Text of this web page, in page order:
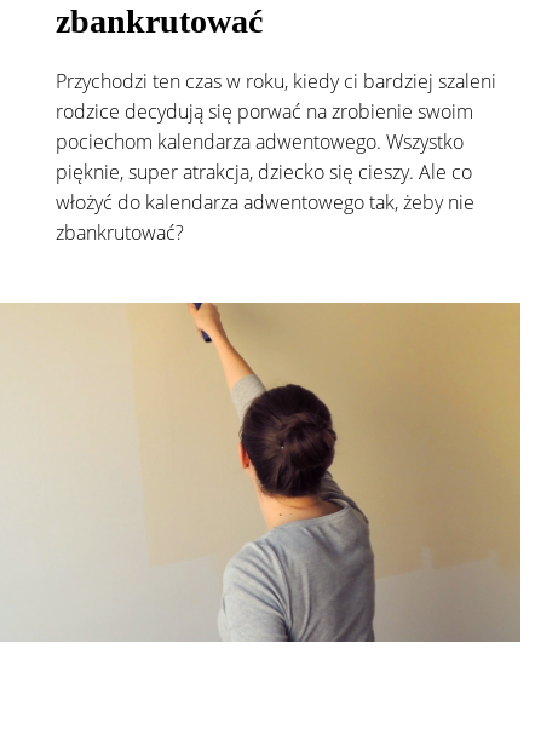
zbankrutować
Przychodzi ten czas w roku, kiedy ci bardziej szaleni
rodzice decydują się porwać na zrobienie swoim
pociechom kalendarza adwentowego. Wszystko
pięknie, super atrakcja, dziecko się cieszy. Ale co
włożyć do kalendarza adwentowego tak, żeby nie
zbankrutować?